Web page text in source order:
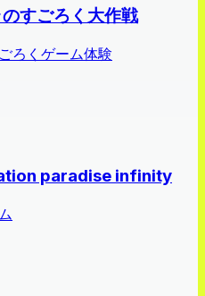
すごろく大作戦
ろくゲーム体験
paradise infinity